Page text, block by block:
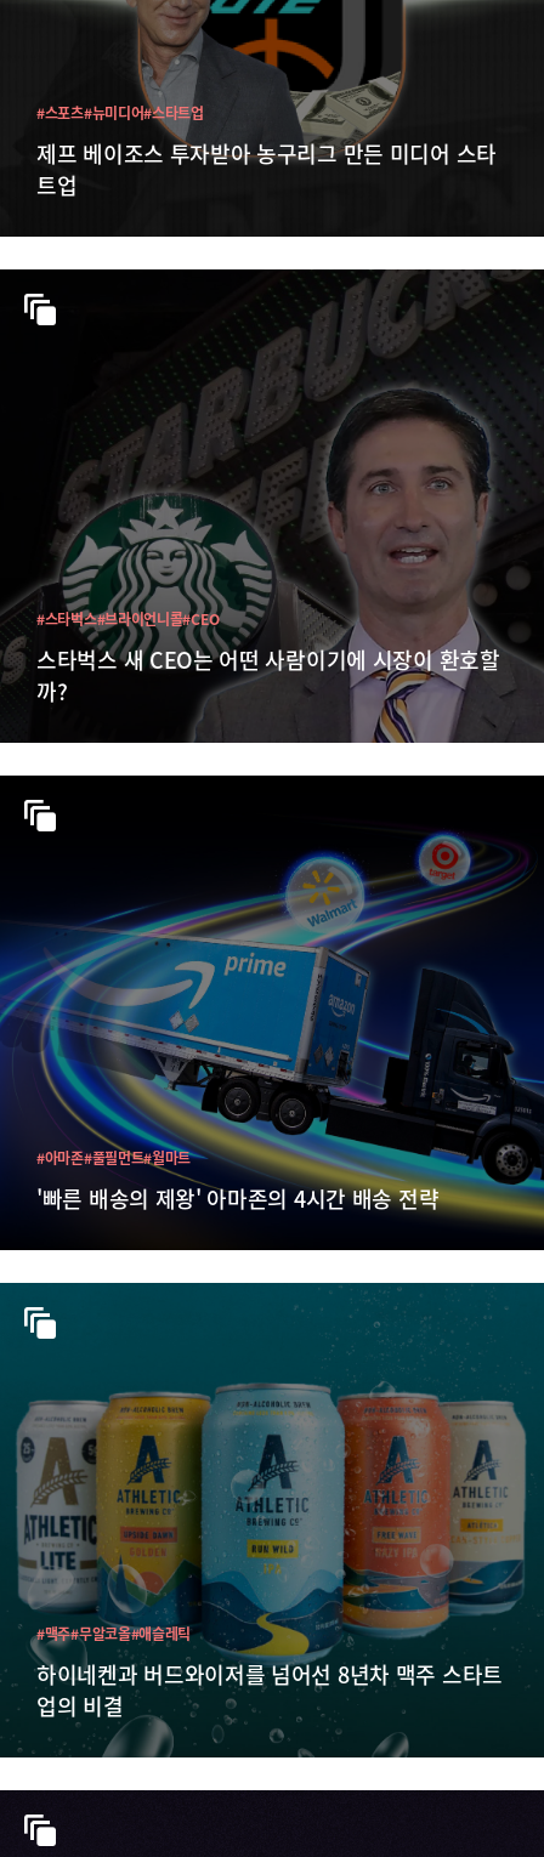
제프 베이조스 투자받아 농구리그 만든 미디어 스타
트업
#스포츠#뉴미디어#스타트업
스타벅스 새 CEO는 어떤 사람이기에 시장이 환호할
까?
#스타벅스#브라이언니콜#CEO
'빠른 배송의 제왕' 아마존의 4시간 배송 전략
#아마존#풀필먼트#월마트
하이네켄과 버드와이저를 넘어선 8년차 맥주 스타트
업의 비결
#맥주#무알코올#애슬레틱